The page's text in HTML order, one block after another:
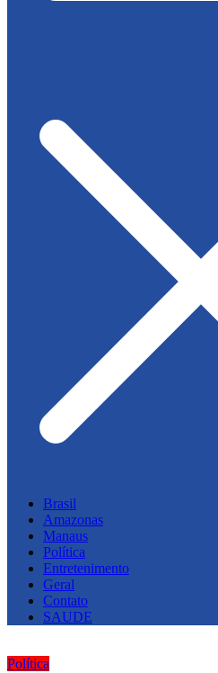
Brasil
Amazonas
Manaus
Política
Entretenimento
Geral
Contato
SAUDE
Política